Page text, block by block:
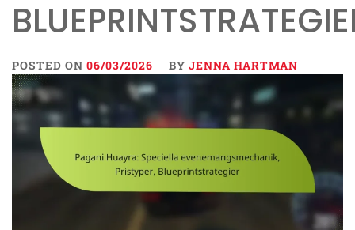
POSTED ON 06/03/2026 BY JENNA HARTMAN